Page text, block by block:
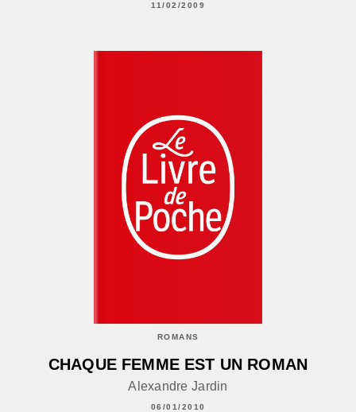
11/02/2009
ROMANS
CHAQUE FEMME EST UN ROMAN
Alexandre Jardin
06/01/2010